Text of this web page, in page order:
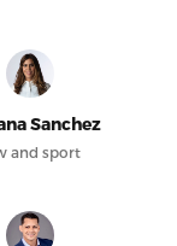
Sanchez
and sport